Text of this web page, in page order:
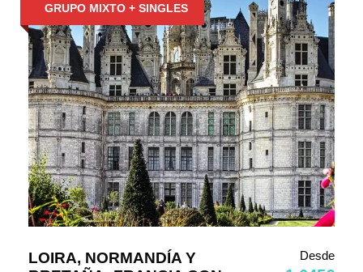
GRUPO MIXTO + SINGLES
LOIRA, NORMANDÍA Y
Desde